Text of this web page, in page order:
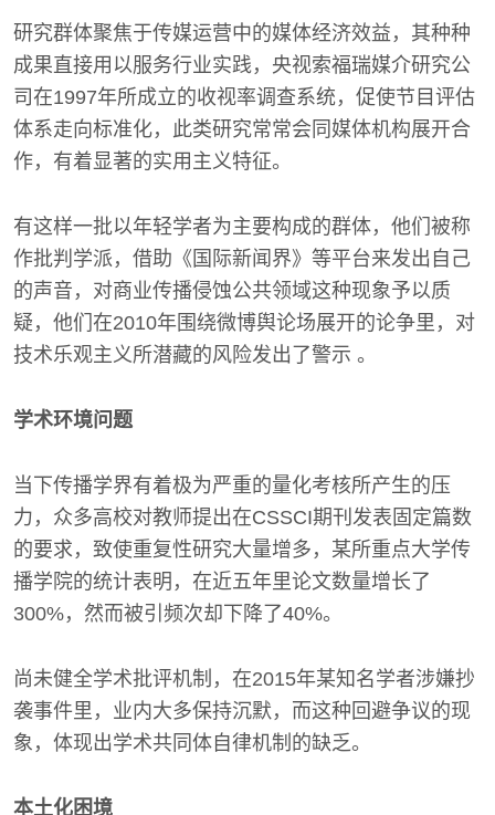
研究群体聚焦于传媒运营中的媒体经济效益，其种种
成果直接用以服务行业实践，央视索福瑞媒介研究公
司在1997年所成立的收视率调查系统，促使节目评估
体系走向标准化，此类研究常常会同媒体机构展开合
作，有着显著的实用主义特征。
有这样一批以年轻学者为主要构成的群体，他们被称
作批判学派，借助《国际新闻界》等平台来发出自己
的声音，对商业传播侵蚀公共领域这种现象予以质
疑，他们在2010年围绕微博舆论场展开的论争里，对
技术乐观主义所潜藏的风险发出了警示 。
学术环境问题
当下传播学界有着极为严重的量化考核所产生的压
力，众多高校对教师提出在CSSCI期刊发表固定篇数
的要求，致使重复性研究大量增多，某所重点大学传
播学院的统计表明，在近五年里论文数量增长了
300%，然而被引频次却下降了40%。
尚未健全学术批评机制，在2015年某知名学者涉嫌抄
袭事件里，业内大多保持沉默，而这种回避争议的现
象，体现出学术共同体自律机制的缺乏。
本土化困境